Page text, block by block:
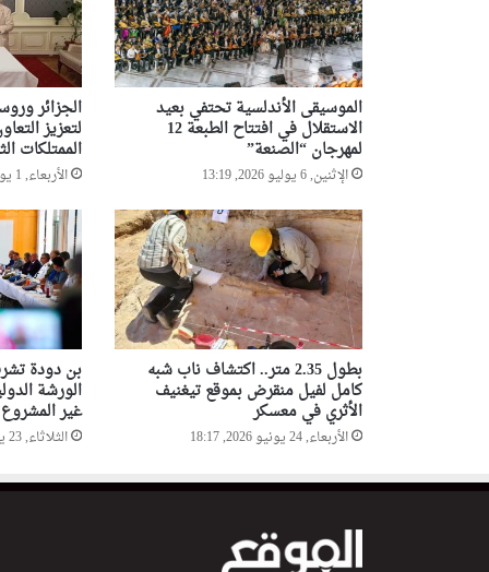
الموسيقى الأندلسية تحتفي بعيد
الاستقلال في افتتاح الطبعة 12
لمهرجان “الصنعة”
الإثنين, 6 يوليو 2026, 13:19
الجزائر
لتعزيز
الممتلكات
الأربعاء, 1 يوليو 2026, 11:00
بطول 2.35 متر.. اكتشاف ناب شبه
كامل لفيل منقرض بموقع تيغنيف
الأثري في معسكر
الأربعاء, 24 يونيو 2026, 18:17
بن دودة
الورشة
غير المشروع
الثلاثاء, 23 يونيو 2026, 15:50